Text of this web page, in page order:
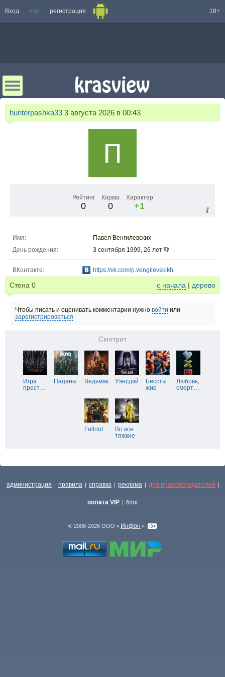
Вход или регистрация 18+
hunterpashka33 3 августа 2026 в 00:43
Рейтинг
0
Карма
0
Характер
+1
Имя:
Павел Венгилевских
День рождения:
3 сентября 1999, 26 лет
ВКонтакте: https://vk.com/p.vengilevskikh
Стена 0 с начала | дерево
Чтобы писать и оценивать комментарии нужно войти или
зарегистрироваться
Смотрит
Игра
прест…
Пацаны Ведьмак Уэнсдэй
Бессты
жие
Любовь,
смерт…
Fallout
Во все
тяжкие
администрация | правила | справка | реклама | для правообладателей |
оплата VIP | блог
© 2008-2026 ООО « Инфон »